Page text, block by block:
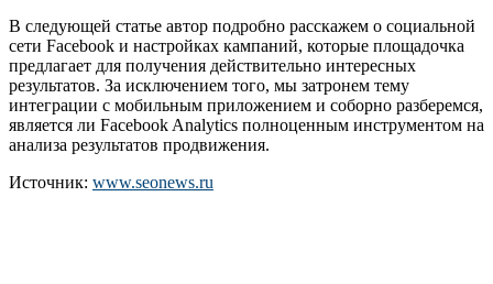
В следующей статье автор подробно расскажем о социальной
сети Facebook и настройках кампаний, которые площадочка
предлагает для получения действительно интересных
результатов. За исключением того, мы затронем тему
интеграции с мобильным приложением и соборно разберемся,
является ли Facebook Analytics полноценным инструментом на
анализа результатов продвижения.
Источник: www.seonews.ru